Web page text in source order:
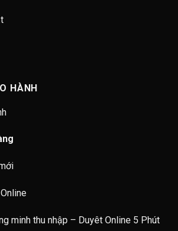
HÀNH
minh thu nhập – Duyêt Online 5 Phút